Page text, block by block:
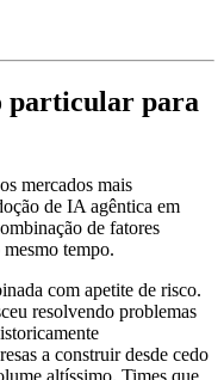
particular para
mercados mais
de IA agêntica em
de fatores
tempo.
com apetite de risco.
resolvendo problemas
a construir desde cedo
altíssimo. Times que